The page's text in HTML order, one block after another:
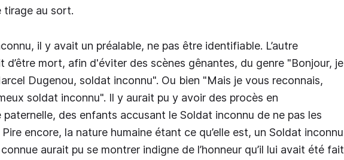
tirage au sort.
il y avait un préalable, ne pas être identifiable. L’autre
d’être mort, afin d'éviter des scènes gênantes, du genre "Bonjour, je
Dugenou, soldat inconnu". Ou bien "Mais je vous reconnais,
soldat inconnu". Il y aurait pu y avoir des procès en
paternelle, des enfants accusant le Soldat inconnu de ne pas les
encore, la nature humaine étant ce qu’elle est, un Soldat inconnu
aurait pu se montrer indigne de l’honneur qu’il lui avait été fait